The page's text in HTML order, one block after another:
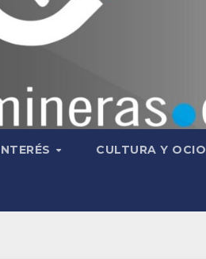
CULTURA Y OCIO